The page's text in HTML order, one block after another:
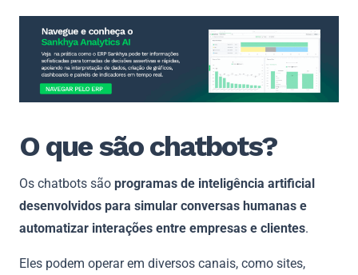
O que são chatbots?
Os chatbots são programas de inteligência artificial
desenvolvidos para simular conversas humanas e
automatizar interações entre empresas e clientes.
Eles podem operar em diversos canais, como sites,